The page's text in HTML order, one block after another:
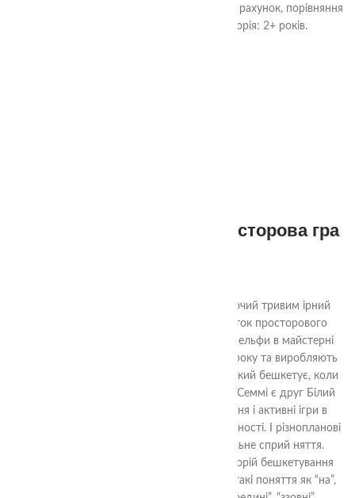
також аудіальну увагу, навички сортування, рахунок, порівняння
предметів та уважність. Вікова категорія: 2+ років.
🎄 Різдвяна Історія — просторова гра
Різдвяна Історія від TheaSmart. Захоплюючий тривим ірний
пазл, незвичайна гра для дітей на розвиток просторового
мислення, логіки та фантазії.За легендою ельфи в майстерні
Санти працюють кожного дня впродовж року та виробляють
іграшки для дітей. А у Санти є Кіт Семмі, який бешкетує, коли
ельфи відпочивають у день. Також у Кота Семмі є друг Білий
Кролик, який підкидає йому різні завдання і активні ігри в
Майсерні Санти.Гра має кілька рівнів складності. І різнопланові
завдання. Гра за картками, або на аудіальне сприй няття.
Розширення уяви. Та побудови цікавих історій бешкетування
Кота Семмі із Білим Кроли ком. Розвиває такі поняття як “на”,